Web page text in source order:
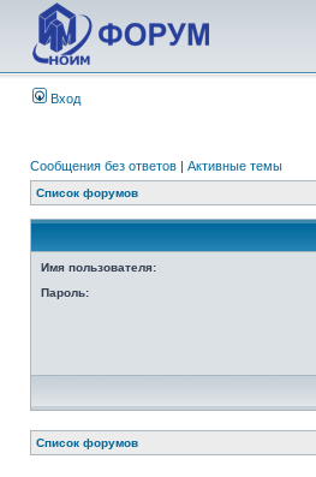
Вход
Сообщения без ответов | Активные темы
Список форумов
Имя пользователя:
Пароль:
Список форумов